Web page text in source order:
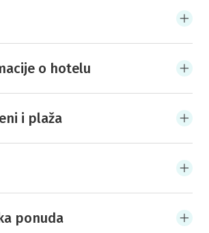
o hotelu
i plaža
ponuda